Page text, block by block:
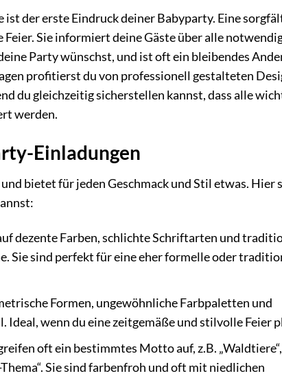
ist der erste Eindruck deiner Babyparty. Eine
Sie informiert deine Gäste über alle
Party wünschst, und ist oft ein bleibendes
profitierst du von professionell gestalteten
du gleichzeitig sicherstellen kannst, dass alle
werden.
Einladungen
bietet für jeden Geschmack und Stil etwas. Hier
dezente Farben, schlichte Schriftarten und
Sie sind perfekt für eine eher formelle oder
Formen, ungewöhnliche Farbpaletten und
Ideal, wenn du eine zeitgemäße und stilvolle Feier
oft ein bestimmtes Motto auf, z.B. „Waldtiere“,
Sie sind farbenfroh und oft mit niedlichen